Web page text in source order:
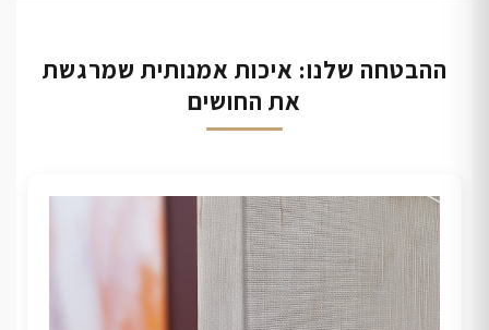
ההבטחה שלנו: איכות אמנותית שמרגשת
את החושים